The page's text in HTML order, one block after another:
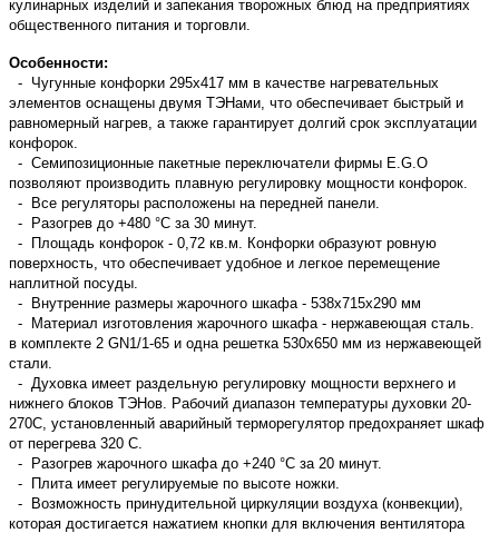
кулинарных изделий и запекания творожных блюд на предприятиях
общественного питания и торговли.
Особенности:
- Чугунные конфорки 295х417 мм в качестве нагревательных
элементов оснащены двумя ТЭНами, что обеспечивает быстрый и
равномерный нагрев, а также гарантирует долгий срок эксплуатации
конфорок.
- Семипозиционные пакетные переключатели фирмы E.G.O
позволяют производить плавную регулировку мощности конфорок.
- Все регуляторы расположены на передней панели.
- Разогрев до +480 °C за 30 минут.
- Площадь конфорок - 0,72 кв.м. Конфорки образуют ровную
поверхность, что обеспечивает удобное и легкое перемещение
наплитной посуды.
- Внутренние размеры жарочного шкафа - 538x715x290 мм
- Материал изготовления жарочного шкафа - нержавеющая сталь.
в комплекте 2 GN1/1-65 и одна решетка 530x650 мм из нержавеющей
стали.
- Духовка имеет раздельную регулировку мощности верхнего и
нижнего блоков ТЭНов. Рабочий диапазон температуры духовки 20-
270С, установленный аварийный терморегулятор предохраняет шкаф
от перегрева 320 С.
- Разогрев жарочного шкафа до +240 °C за 20 минут.
- Плита имеет регулируемые по высоте ножки.
- Возможность принудительной циркуляции воздуха (конвекции),
которая достигается нажатием кнопки для включения вентилятора